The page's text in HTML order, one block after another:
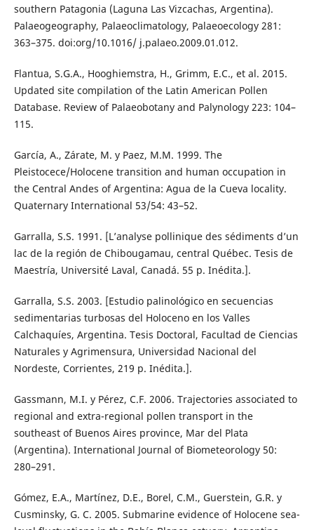
southern Patagonia (Laguna Las Vizcachas, Argentina).
Palaeogeography, Palaeoclimatology, Palaeoecology 281:
363–375. doi:org/10.1016/ j.palaeo.2009.01.012.
Flantua, S.G.A., Hooghiemstra, H., Grimm, E.C., et al. 2015.
Updated site compilation of the Latin American Pollen
Database. Review of Palaeobotany and Palynology 223: 104–
115.
García, A., Zárate, M. y Paez, M.M. 1999. The
Pleistocece/Holocene transition and human occupation in
the Central Andes of Argentina: Agua de la Cueva locality.
Quaternary International 53/54: 43–52.
Garralla, S.S. 1991. [L’analyse pollinique des sédiments d’un
lac de la región de Chibougamau, central Québec. Tesis de
Maestría, Université Laval, Canadá. 55 p. Inédita.].
Garralla, S.S. 2003. [Estudio palinológico en secuencias
sedimentarias turbosas del Holoceno en los Valles
Calchaquíes, Argentina. Tesis Doctoral, Facultad de Ciencias
Naturales y Agrimensura, Universidad Nacional del
Nordeste, Corrientes, 219 p. Inédita.].
Gassmann, M.I. y Pérez, C.F. 2006. Trajectories associated to
regional and extra-regional pollen transport in the
southeast of Buenos Aires province, Mar del Plata
(Argentina). International Journal of Biometeorology 50:
280–291.
Gómez, E.A., Martínez, D.E., Borel, C.M., Guerstein, G.R. y
Cusminsky, G. C. 2005. Submarine evidence of Holocene sea-